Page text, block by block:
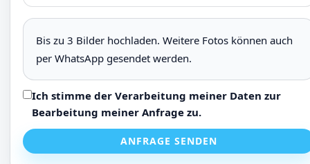
Bis zu 3 Bilder hochladen. Weitere Fotos können auch
per WhatsApp gesendet werden.
Ich stimme der Verarbeitung meiner Daten zur
Bearbeitung meiner Anfrage zu.
ANFRAGE SENDEN